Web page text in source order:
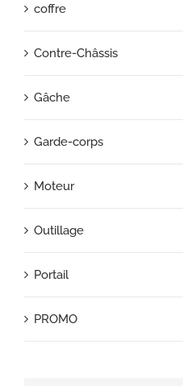
coffre
Contre-Châssis
Gâche
Garde-corps
Moteur
Outillage
Portail
PROMO